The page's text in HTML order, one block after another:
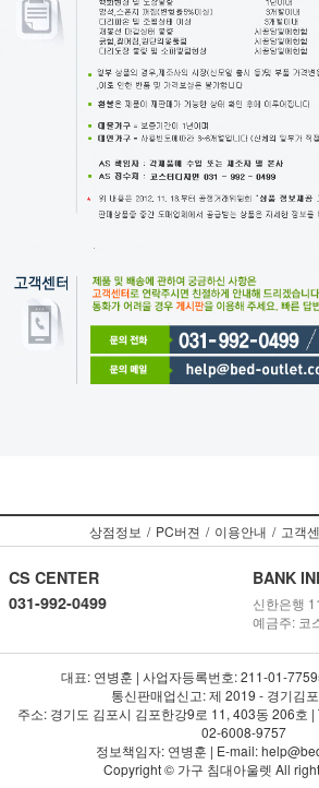
상점정보 / PC버젼 / 이용안내 / 고객
CS CENTER
031-992-0499
BANK
신한은행
예금주: 코
대표: 연병훈 | 사업자등록번호: 211-01-
통신판매업신고: 제 2019 - 경기김
주소: 경기도 김포시 김포한강9로 11, 403동 206호
02-6008-9757
정보책임자: 연병훈 | E-mail:
Copyright © 가구 침대아울렛 All